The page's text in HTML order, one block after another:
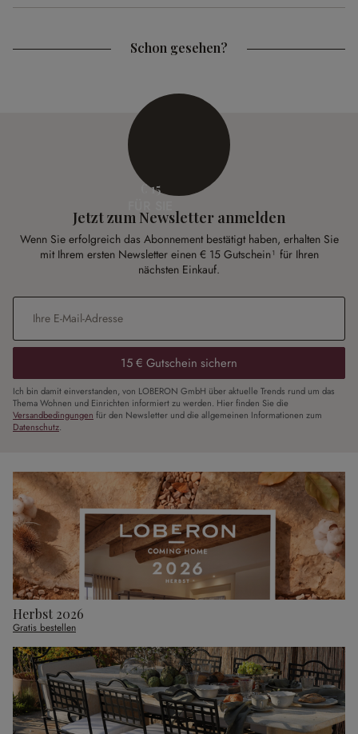
Schon gesehen?
€ 15
Jetzt zum Newsletter anmelden
Wenn Sie erfolgreich das Abonnement bestätigt haben, erhalten Sie
mit Ihrem ersten Newsletter einen € 15 Gutschein¹ für Ihren
nächsten Einkauf.
E-Mail-Adresse
15 € Gutschein sichern
Ich bin damit einverstanden, von LOBERON GmbH über aktuelle Trends rund um das
Thema Wohnen und Einrichten informiert zu werden. Hier finden Sie die
Versandbedingungen für den Newsletter und die allgemeinen Informationen zum
Datenschutz.
Herbst 2026
Gratis bestellen